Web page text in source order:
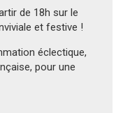
de 18h sur le
et festive !
éclectique,
pour une